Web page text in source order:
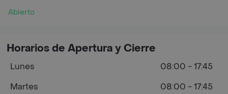
Abierto
Horarios de Apertura y Cierre
Lunes
08:00 - 17:45
Martes
08:00 - 17:45